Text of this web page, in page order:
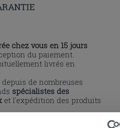
chez vous en 15 jours
du paiement.
livrés en
depuis de nombreuses
spécialistes des
et l'expédition des produits